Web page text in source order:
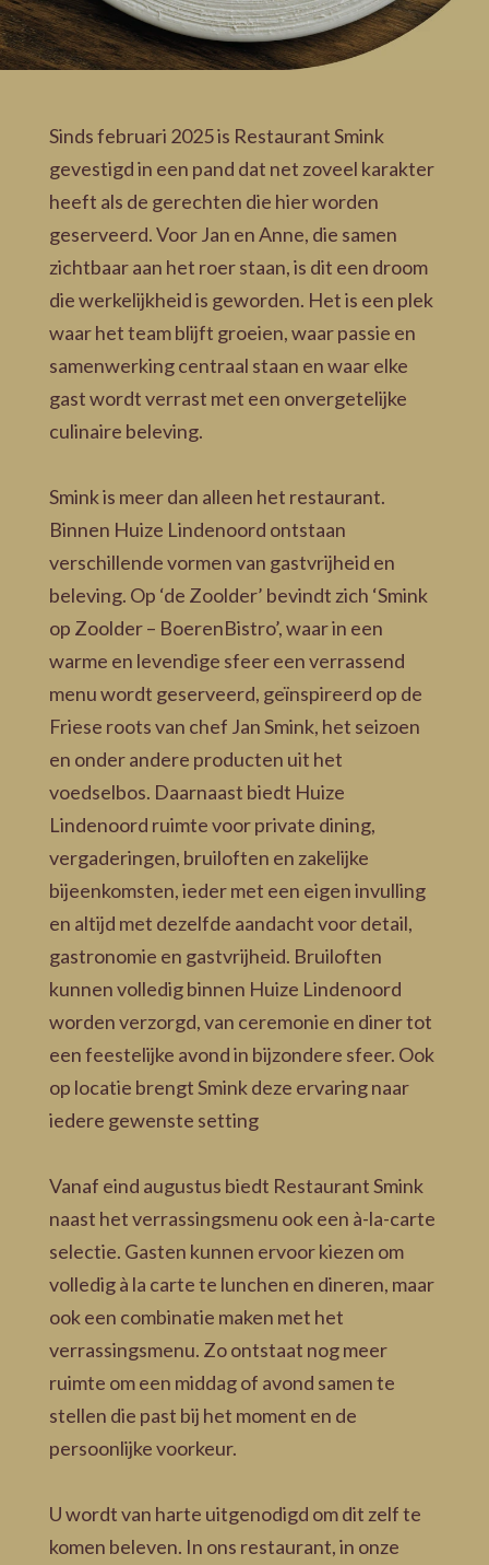
Sinds februari 2025 is Restaurant Smink
gevestigd in een pand dat net zoveel karakter
heeft als de gerechten die hier worden
geserveerd. Voor Jan en Anne, die samen
zichtbaar aan het roer staan, is dit een droom
die werkelijkheid is geworden. Het is een plek
waar het team blijft groeien, waar passie en
samenwerking centraal staan en waar elke
gast wordt verrast met een onvergetelijke
culinaire beleving.
Smink is meer dan alleen het restaurant.
Binnen Huize Lindenoord ontstaan
verschillende vormen van gastvrijheid en
beleving. Op ‘de Zoolder’ bevindt zich ‘Smink
op Zoolder – BoerenBistro’, waar in een
warme en levendige sfeer een verrassend
menu wordt geserveerd, geïnspireerd op de
Friese roots van chef Jan Smink, het seizoen
en onder andere producten uit het
voedselbos. Daarnaast biedt Huize
Lindenoord ruimte voor private dining,
vergaderingen, bruiloften en zakelijke
bijeenkomsten, ieder met een eigen invulling
en altijd met dezelfde aandacht voor detail,
gastronomie en gastvrijheid. Bruiloften
kunnen volledig binnen Huize Lindenoord
worden verzorgd, van ceremonie en diner tot
een feestelijke avond in bijzondere sfeer. Ook
op locatie brengt Smink deze ervaring naar
iedere gewenste setting
Vanaf eind augustus biedt Restaurant Smink
naast het verrassingsmenu ook een à-la-carte
selectie. Gasten kunnen ervoor kiezen om
volledig à la carte te lunchen en dineren, maar
ook een combinatie maken met het
verrassingsmenu. Zo ontstaat nog meer
ruimte om een middag of avond samen te
stellen die past bij het moment en de
persoonlijke voorkeur.
U wordt van harte uitgenodigd om dit zelf te
komen beleven. In ons restaurant, in onze